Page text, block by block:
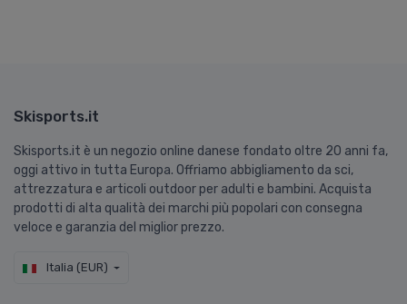
Skisports.it
Skisports.it è un negozio online danese fondato oltre 20 anni fa,
oggi attivo in tutta Europa. Offriamo abbigliamento da sci,
attrezzatura e articoli outdoor per adulti e bambini. Acquista
prodotti di alta qualità dei marchi più popolari con consegna
veloce e garanzia del miglior prezzo.
Italia (EUR)